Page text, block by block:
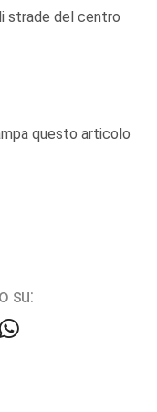
strade del centro
questo articolo
su: